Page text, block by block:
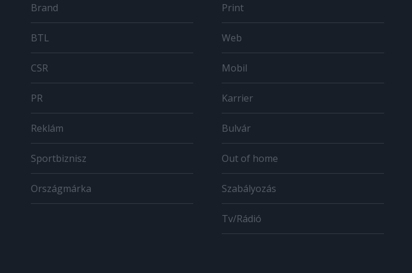
Brand
BTL
CSR
PR
Reklám
Sportbiznisz
Országmárka
Print
Web
Mobil
Karrier
Bulvár
Out of home
Szabályozás
Tv/Rádió